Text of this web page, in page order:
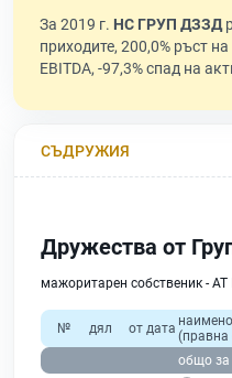
За 2019 г. НС ГРУП ДЗЗД
приходите, 200,0% ръст
EBITDA, -97,3% спад на
СЪДРУЖИЯ
Дружества от
мажоритарен собственик -
№ дял от дата (правна
общо за